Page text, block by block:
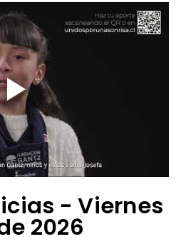
- Viernes
2026